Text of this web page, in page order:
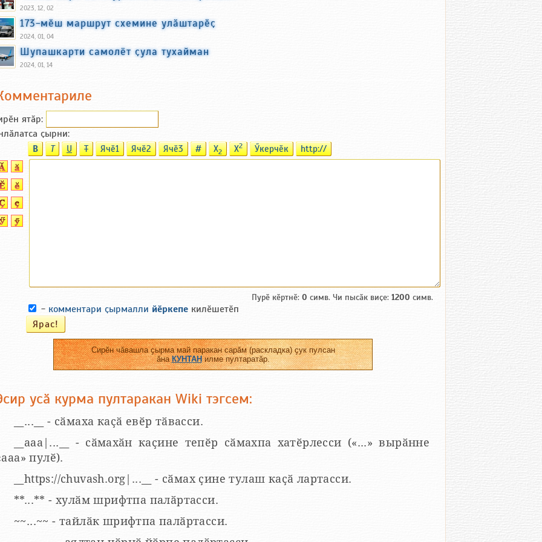
2023, 12, 02
173-мӗш маршрут схемине улӑштарӗҫ
2024, 01, 04
Шупашкарти самолёт ҫула тухайман
2024, 01, 14
ятӑp:
ҫырни:
B T U T Ячӗ1 Ячӗ2 Ячӗ3 # X2 X2 Ӳкерчӗк http://
Пурӗ кӗртнӗ: 0 симв. Чи пысӑк виҫе: 1200 симв.
- комментари ҫырмалли йӗркепе килӗшетӗп
Сирӗн чӑвашла ҫырма май паракан сарӑм (раскладка) ҫук пулсан
ӑнаКУНТАНилме пултаратӑр.
усӑ курма пултаракан Wiki тэгсем:
__...__ - сӑмаха каҫӑ евӗр тӑвасси.
__aaa|...__ - сӑмахӑн каҫине тепӗр сӑмахпа хатӗрлесси («...» вырӑнне
пулӗ).
__https://chuvash.org|...__ - сӑмах ҫине тулаш каҫӑ лартасси.
**...** - хулӑм шрифтпа палӑртасси.
~~...~~ - тайлӑк шрифтпа палӑртасси.